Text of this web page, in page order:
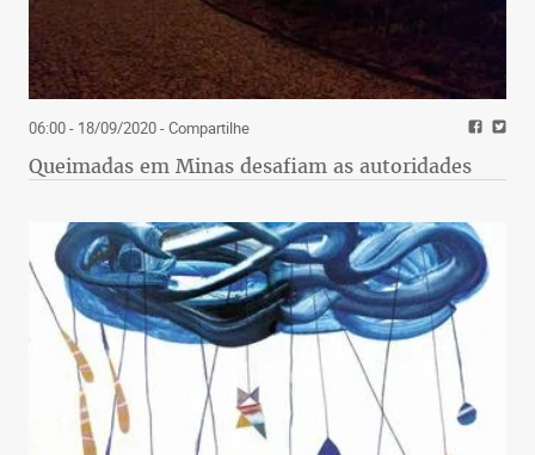
06:00 - 18/09/2020- Compartilhe
Queimadas em Minas desafiam as autoridades